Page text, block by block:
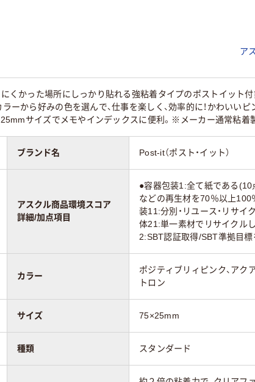
55 35
ア
くかった場所にしっかり貼れる強粘着タイプのポストイット付
ーから好みの色を選んで、仕事を楽しく、効率的に！かわいい
サイズでメモやインデックスに便利。※メーカー通常粘着
ブランド名 Post-it（ポスト・イット）
アスクル商品環境スコア
詳細/加点項目
●容器包装1:全て紙である
などの再生材を70％以上
装11:分別・リユース・リサ
体21:単一素材でリサイクル
2:SBT認証取得/SBT準拠目
カラー
ポジティブリィピンク、アク
トロン
サイズ 75×25mm
種類 スタンダード